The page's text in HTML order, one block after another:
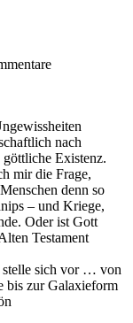
nach
göttliche Existenz.
mir die Frage,
denn so
– und Kriege,
Oder ist Gott
Testament
stelle sich vor … von
bis zur Galaxieform